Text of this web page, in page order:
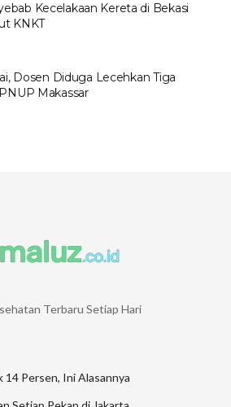
Kecelakaan Kereta di Bekasi
KNKT
Dosen Diduga Lecehkan Tiga
Makassar
Terbaru Setiap Hari
14 Persen, Ini Alasannya